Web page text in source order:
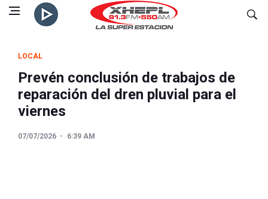
LOCAL
Prevén conclusión de trabajos de
reparación del dren pluvial para el
viernes
07/07/2026 6:39 AM